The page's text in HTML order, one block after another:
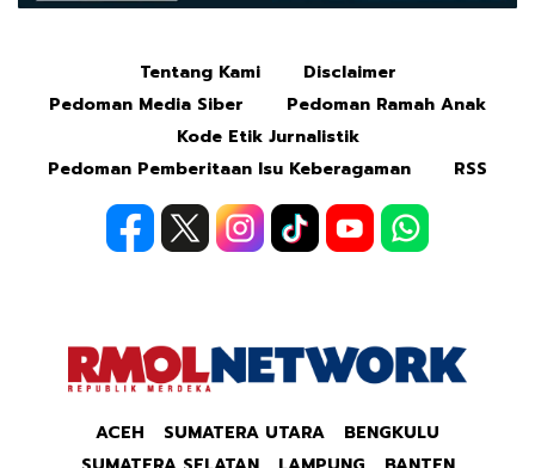
Tentang Kami
Disclaimer
Pedoman Media Siber
Pedoman Ramah Anak
Kode Etik Jurnalistik
Pedoman Pemberitaan Isu Keberagaman
RSS
ACEH SUMATERA UTARA
BENGKULU